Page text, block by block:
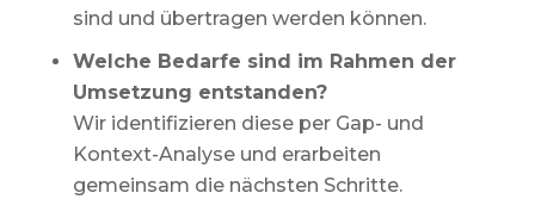
sind und übertragen werden können.
Welche Bedarfe sind im Rahmen der
Umsetzung entstanden?
Wir identifizieren diese per Gap- und
Kontext-Analyse und erarbeiten
gemeinsam die nächsten Schritte.